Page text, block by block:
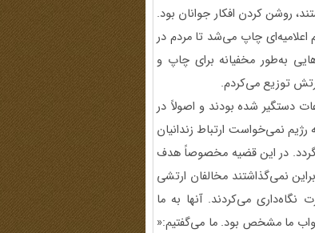
روشن کردن افکار جوانان بود.
چاپ می‌شد تا مردم در
به‌طور مخفیانه برای چاپ و
توزیع می‌کردم.
دستگیر شده بودند و اصولاً در
نمی‌خواست ‌ارتباط‌ زندانیان
گردد. در این قضیه مخصوصاً هدف
نمی‌گذاشتند مخالفان ارتشی
می‌کردند. آنها به ما
ما مشخص بود. ما می‌گفتیم:«